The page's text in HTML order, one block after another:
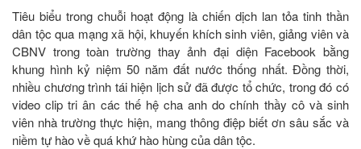
Tiêu biểu trong chuỗi hoạt động là chiến dịch lan tỏa tinh thần
dân tộc qua mạng xã hội, khuyến khích sinh viên, giảng viên và
CBNV trong toàn trường thay ảnh đại diện Facebook bằng
khung hình kỷ niệm 50 năm đất nước thống nhất. Đồng thời,
nhiều chương trình tái hiện lịch sử đã được tổ chức, trong đó có
video clip tri ân các thế hệ cha anh do chính thầy cô và sinh
viên nhà trường thực hiện, mang thông điệp biết ơn sâu sắc và
niềm tự hào về quá khứ hào hùng của dân tộc.